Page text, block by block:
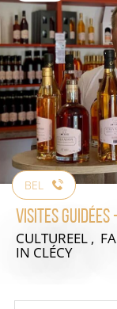
BEL
Visites
CULTUREEL ,
IN CLÉCY